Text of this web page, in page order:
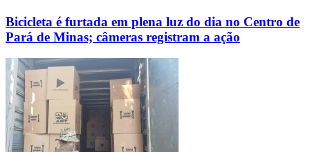
Bicicleta é furtada em plena luz do dia no Centro de
Pará de Minas; câmeras registram a ação